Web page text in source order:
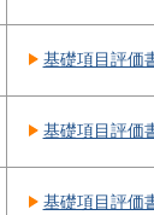
基礎項目評価
基礎項目評価
基礎項目評価